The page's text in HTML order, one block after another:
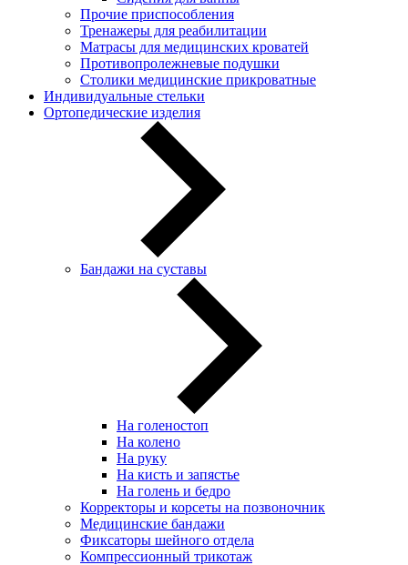
Прочие приспособления
Тренажеры для реабилитации
Матрасы для медицинских кроватей
Противопролежневые подушки
Столики медицинские прикроватные
Индивидуальные стельки
Ортопедические изделия
Бандажи на суставы
На голеностоп
На колено
На руку
На кисть и запястье
На голень и бедро
Корректоры и корсеты на позвоночник
Медицинские бандажи
Фиксаторы шейного отдела
Компрессионный трикотаж